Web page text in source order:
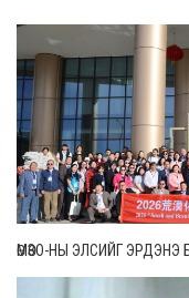
ӨМӨЗО-НЫ ЭЛСИЙГ